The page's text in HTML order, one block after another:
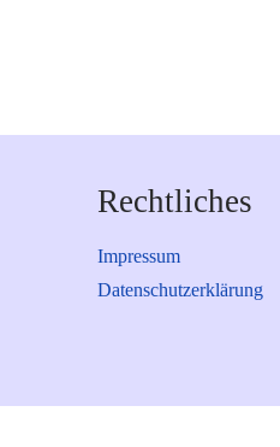
Rechtliches
Impressum
Datenschutzerklärung